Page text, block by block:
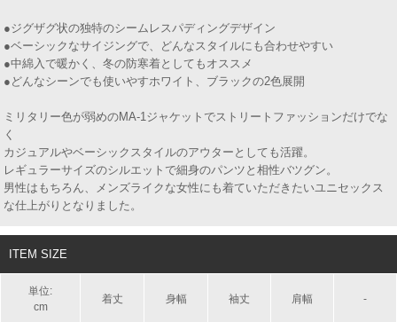
●ジグザグ状の独特のシームレスパディングデザイン
●ベーシックなサイジングで、どんなスタイルにも合わせやすい
●中綿入で暖かく、冬の防寒着としてもオススメ
●どんなシーンでも使いやすホワイト、ブラックの2色展開
ミリタリー色が弱めのMA-1ジャケットでストリートファッションだけでな
く
カジュアルやベーシックスタイルのアウターとしても活躍。
レギュラーサイズのシルエットで細身のパンツと相性バツグン。
男性はもちろん、メンズライクな女性にも着ていただきたいユニセックス
な仕上がりとなりました。
ITEM SIZE
単位:
cm
着丈 身幅 袖丈 肩幅 -